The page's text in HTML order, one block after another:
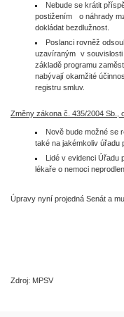
Nebude se krátit
postižením o náhrady
dokládat bezdlužnost.
Poslanci rovněž
uzavíraným v souvislosti
základě programu
nabývají okamžité
registru smluv.
Změny zákona č. 435/2004 Sb.,
Nově bude možné se
také na jakémkoliv úřadu
Lidé v evidenci Úřadu
lékaře o nemoci
Úpravy nyní projedná Senát a
Zdroj: MPSV